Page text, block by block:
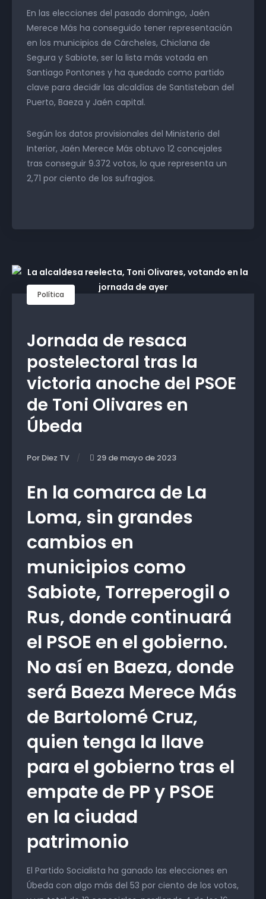
En las elecciones del pasado domingo, Jaén
Merece Más ha conseguido tener representación
en los municipios de Cárcheles, Chiclana de
Segura y Sabiote, ser la lista más votada en
Santiago Pontones y ha quedado como partido
clave para decidir las alcaldías de Santisteban del
Puerto, Baeza y Jaén capital.
Según los datos provisionales del Ministerio del
Interior, Jaén Merece Más obtuvo 12 concejales
tras conseguir 9.372 votos, lo que representa un
2,71 por ciento de los sufragios.
Política
Jornada de resaca
postelectoral tras la
victoria anoche del PSOE
de Toni Olivares en
Úbeda
Por Diez TV 29 de mayo de 2023
En la comarca de La
Loma, sin grandes
cambios en
municipios como
Sabiote, Torreperogil o
Rus, donde continuará
el PSOE en el gobierno.
No así en Baeza, donde
será Baeza Merece Más
de Bartolomé Cruz,
quien tenga la llave
para el gobierno tras el
empate de PP y PSOE
en la ciudad
patrimonio
El Partido Socialista ha ganado las elecciones en
Úbeda con algo más del 53 por ciento de los votos,